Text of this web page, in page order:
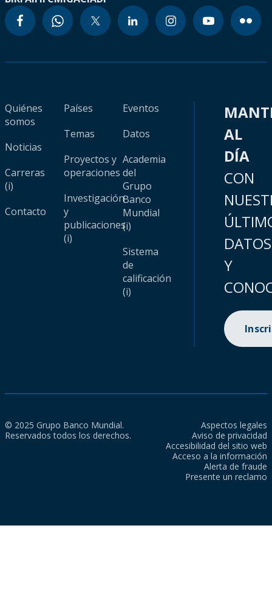
Quiénes
somos
Noticias
Carreras
(i)
Contacto
Países
Temas
Proyectos y
operaciones
Investigación
y
publicaciones
(i)
Eventos
Datos
Academia
del
Grupo
Banco
Mundial
(i)
Sistema
de
calificación
(i)
AL
DÍA
CON
DATOS
Y
© 2025 Grupo Banco Mundial.
Reservados todos los derechos.
Aspectos legales
Aviso de privacidad
Accesibilidad del sitio web
Acceso a la información
Alerta de fraude
Presente un reclamo